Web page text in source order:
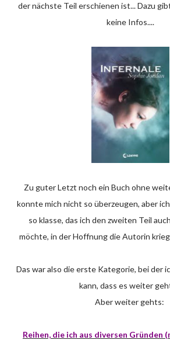
der nächste Teil erschienen ist... Dazu
keine Infos....
Zu guter Letzt noch ein Buch ohne weiter Infos... Infernale
konnte mich nicht so überzeugen, aber
so klasse, das ich den zweiten Teil
möchte, in der Hoffnung die Autorin
Das war also die erste Kategorie, bei der ich selbst nichts dafür
kann, dass es weiter
Aber weiter gehts:
Reihen, die ich aus diversen Gründen (meistens die Zeit)